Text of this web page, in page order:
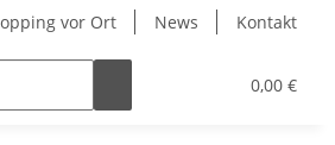
vor Ort News Kontakt
0,00 €